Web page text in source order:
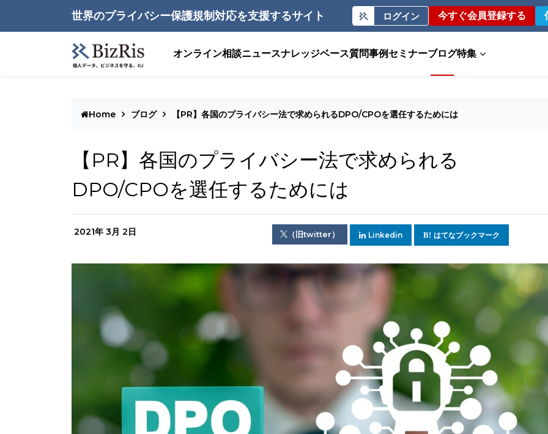
世界のプライバシー保護規制対応を支援するサイト ログイン 今すぐ会員登録する
オンライン相談ニュースナレッジベース質問事例 セミナーブログ特集
Home ブログ 【PR】各国のプライバシー法で求められるDPO/CPOを選任するためには
【PR】各国のプライバシー法で求められる
DPO/CPOを選任するためには
2021年 3月 2日 （旧twitter） Linkedin はてなブックマーク